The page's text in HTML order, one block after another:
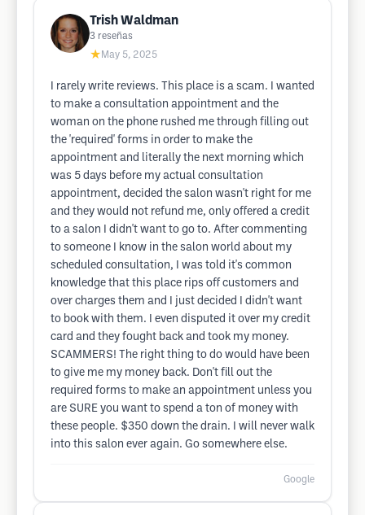
Trish Waldman
3 reseñas
★ May 5, 2025
I rarely write reviews. This place is a scam. I wanted
to make a consultation appointment and the
woman on the phone rushed me through filling out
the 'required' forms in order to make the
appointment and literally the next morning which
was 5 days before my actual consultation
appointment, decided the salon wasn't right for me
and they would not refund me, only offered a credit
to a salon I didn't want to go to. After commenting
to someone I know in the salon world about my
scheduled consultation, I was told it's common
knowledge that this place rips off customers and
over charges them and I just decided I didn't want
to book with them. I even disputed it over my credit
card and they fought back and took my money.
SCAMMERS! The right thing to do would have been
to give me my money back. Don't fill out the
required forms to make an appointment unless you
are SURE you want to spend a ton of money with
these people. $350 down the drain. I will never walk
into this salon ever again. Go somewhere else.
Google